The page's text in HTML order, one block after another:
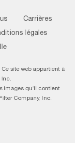
Carrières
légales
site web appartient à
Inc.
images qu’il contient
Company, Inc.